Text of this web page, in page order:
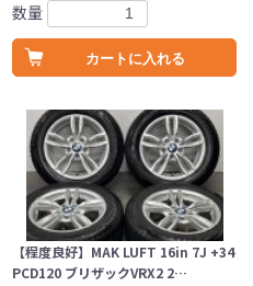
数量
カートに入れる
【程度良好】MAK LUFT 16in 7J +34
PCD120 ブリザックVRX2 2…